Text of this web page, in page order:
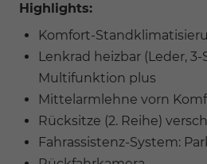
Highlights:
Komfort-
Lenkrad heizbar (Leder,
Multifunktion plus
Mittelarmlehne vorn
Rücksitze (2. Reihe)
Fahrassistenz-System: